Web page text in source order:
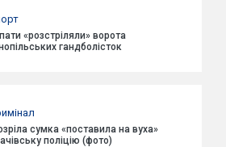
«розстріляли» ворота
гандболісток
сумка «поставила на вуха»
поліцію (фото)